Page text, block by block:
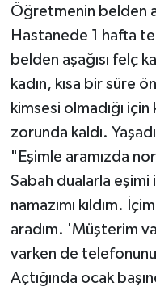
Öğretmenin belden
Hastanede 1 hafta
belden aşağısı felç
kadın, kısa bir süre
kimsesi olmadığı
zorunda kaldı.
"Eşimle aramızda
Sabah dualarla
namazımı kıldım.
aradım. 'Müşterim
varken de telefonunu
Açtığında ocak